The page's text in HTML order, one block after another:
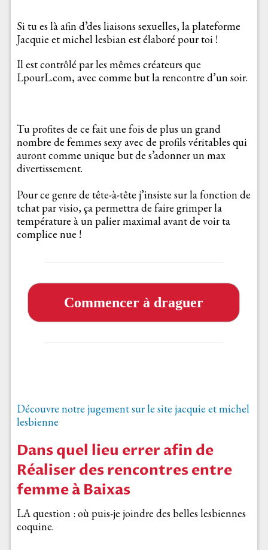
Si tu es là afin d’des liaisons sexuelles, la plateforme
Jacquie et michel lesbian est élaboré pour toi !
Il est contrôlé par les mêmes créateurs que
LpourL.com, avec comme but la rencontre d’un soir.
Tu profites de ce fait une fois de plus un grand
nombre de femmes sexy avec de profils véritables qui
auront comme unique but de s’adonner un max
divertissement.
Pour ce genre de tête-à-tête j’insiste sur la fonction de
tchat par visio, ça permettra de faire grimper la
température à un palier maximal avant de voir ta
complice nue !
Commencer à draguer
Découvre notre jugement sur le site jacquie et michel
lesbienne
Dans quel lieu errer afin de
Réaliser des rencontres entre
femme à Baixas
LA question : où puis-je joindre des belles lesbiennes
coquine.